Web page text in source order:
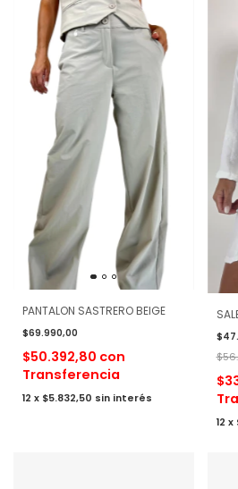
PANTALON SASTRERO BEIGE
$69.990,00
$50.392,80 con
Transferencia
12 x $5.832,50 sin interés
12 x